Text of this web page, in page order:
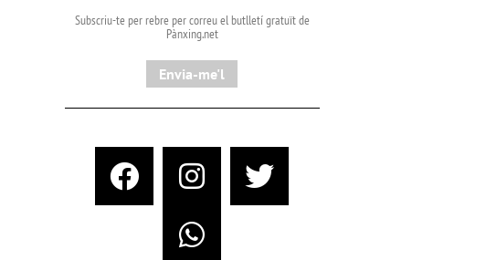
Subscriu-te per rebre per correu el butlletí gratuït de
Pànxing.net​
Envia-me'l